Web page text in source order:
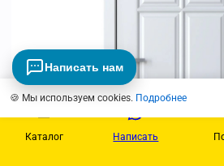
Каталог Написать
🍪 Мы используем cookies. Подробнее
Написать нам